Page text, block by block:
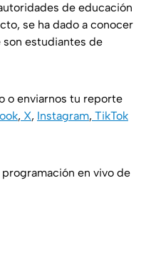
de educación
se ha dado a conocer
estudiantes de
o enviarnos tu reporte
, X, Instagram, TikTok
en vivo de